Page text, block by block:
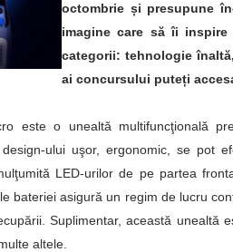
octombrie și presupune
imagine care să îi
categorii: tehnologie
ai concursului puteți
este o unealtă multifuncţională
design-ului uşor, ergonomic, se pot
LED-urilor de pe partea
bateriei asigură un regim de lucru
Suplimentar, această unealtă
altele.